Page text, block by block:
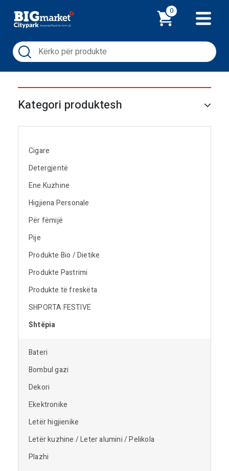
0
Kategori produktesh
Cigare
Detergjentë
Ene Kuzhine
Higjiena Personale
Për fëmijë
Pije
Produkte Bio / Dietike
Produkte Pastrimi
Produkte të freskëta
SHPORTA FESTIVE
Shtëpia
Bateri
Bombul gazi
Dekori
Ekektronike
Letër higjienike
Letër kuzhine / Leter alumini / Pelikola
Plazhi